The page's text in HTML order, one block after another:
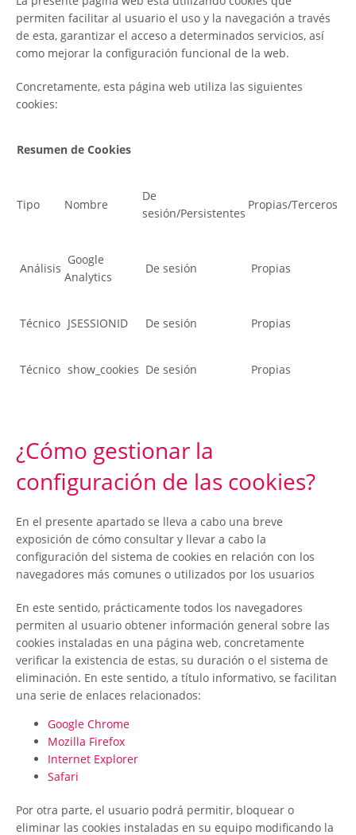
permiten facilitar al usuario el uso y la navegación a través
de esta, garantizar el acceso a determinados servicios, así
como mejorar la configuración funcional de la web.
Concretamente, esta página web utiliza las siguientes
cookies:
Resumen de Cookies
Tipo Nombre
De
sesión/Persistentes
Propias/Terceros
Análisis
Google
Analytics
De sesión Propias
Técnico JSESSIONID De sesión Propias
Técnico show_cookies De sesión Propias
¿Cómo gestionar la
configuración de las cookies?
En el presente apartado se lleva a cabo una breve
exposición de cómo consultar y llevar a cabo la
configuración del sistema de cookies en relación con los
navegadores más comunes o utilizados por los usuarios
En este sentido, prácticamente todos los navegadores
permiten al usuario obtener información general sobre las
cookies instaladas en una página web, concretamente
verificar la existencia de estas, su duración o el sistema de
eliminación. En este sentido, a título informativo, se facilitan
una serie de enlaces relacionados:
Google Chrome
Mozilla Firefox
Internet Explorer
Safari
Por otra parte, el usuario podrá permitir, bloquear o
eliminar las cookies instaladas en su equipo modificando la